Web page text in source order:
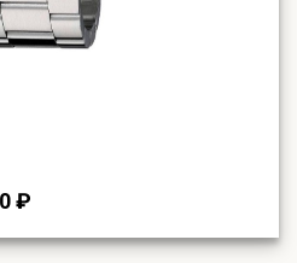
₽
29900,00 ₽.